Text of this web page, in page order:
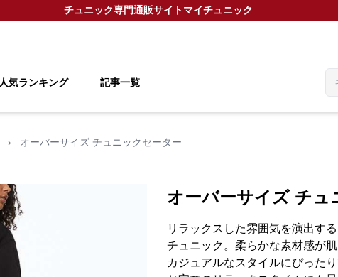
チュニック専門通販サイトマイチュニック
人気ランキング 記事一覧
› オーバーサイズ チュニックセーター
オーバーサイズ チュ
リラックスした雰囲気を演出す
チュニック。柔らかな素材感が
カジュアルなスタイルにぴった